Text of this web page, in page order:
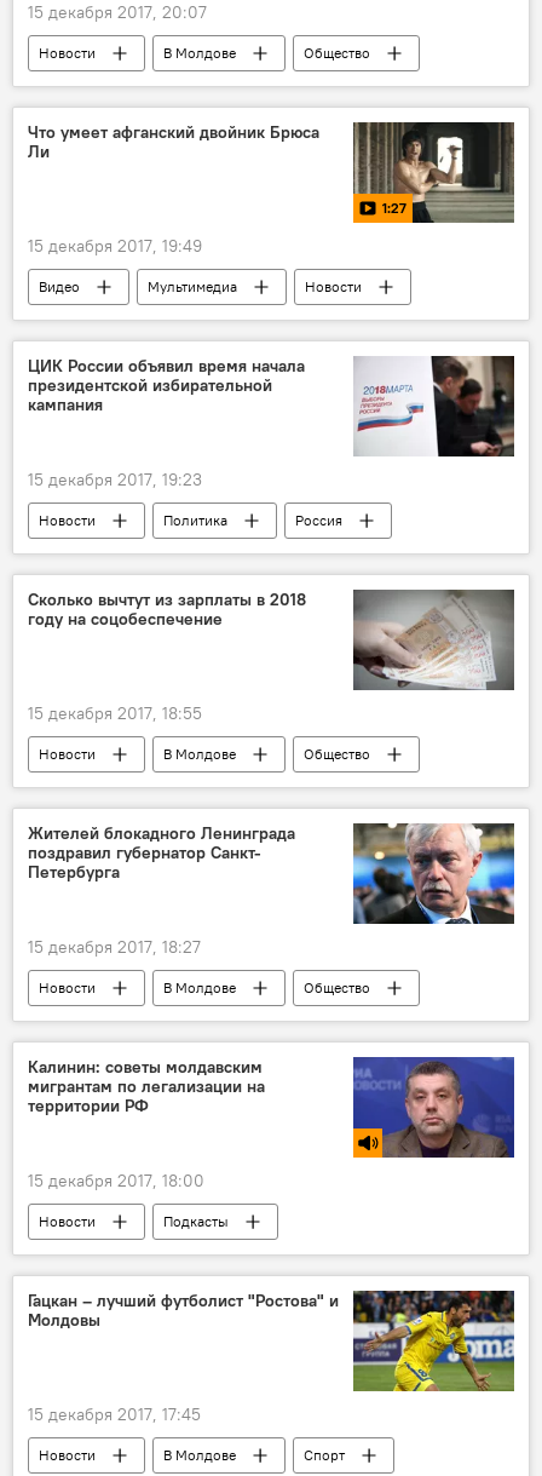
15 декабря 2017, 20:07
Новости В Молдове
Общество
Республика Молдова
Сергей Стати
СИБ
поправки
двойное гражданство
Что умеет афганский двойник Брюса
Ли
1:27
15 декабря 2017, 19:49
Видео Мультимедиа
Новости
Брюс Ли
кино боевые искусства
ЦИК России объявил время начала
президентской избирательной
кампания
15 декабря 2017, 19:23
Новости Политика
Россия
В мире
Общество
Россия
ЦИК России
Сколько вычтут из зарплаты в 2018
году на соцобеспечение
15 декабря 2017, 18:55
Новости В Молдове
Общество
Республика Молдова
депутаты
зарплата
взносы
Парламент
Жителей блокадного Ленинграда
поздравил губернатор Санкт-
Петербурга
15 декабря 2017, 18:27
Новости В Молдове
Общество
Россия
В мире
Общество
Георгий Полтавченко
Зоя Афтений-Одегова
Наследники великой Победы
Калинин: советы молдавским
мигрантам по легализации на
территории РФ
15 декабря 2017, 18:00
Новости
Подкасты
Сказано в эфире
Гацкан – лучший футболист "Ростова" и
Молдовы
15 декабря 2017, 17:45
Новости В Молдове Спорт